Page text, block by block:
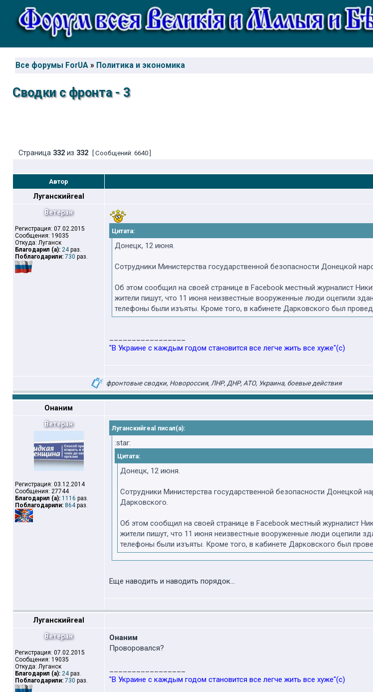
Все форумы ForUA » Политика и экономика
Сводки с фронта - 3
Страница 332 из 332 [ Сообщений: 6640 ]
Автор
Луганскийreal
Ветеран
Регистрация: 07.02.2015
Сообщения: 19035
Откуда: Луганск
Благодарил (а): 24раз.
Поблагодарили: 730 раз.
Цитата:
Донецк, 12 июня.
Сотрудники Министерства государственной безопасности Донецкой
Об этом сообщил на своей странице в Facebook местный журналист
жители пишут, что 11 июня неизвестные вооруженные люди оцепили
телефоны были изъяты. Кроме того, в кабинете Дарковского был
"В Украине с каждым годом становится все легче жить все хуже"(с)
фронтовые сводки, Новороссия, ЛНР, ДНР, АТО, Украина, боевые действия
Онаним
Ветеран
Регистрация: 03.12.2014
Сообщения: 27744
Благодарил (а): 1116 раз.
Поблагодарили: 864раз.
Луганскийreal писал(а):
:star:
Цитата:
Донецк, 12 июня.
Сотрудники Министерства государственной безопасности Донецкой
Дарковского.
Об этом сообщил на своей странице в Facebook местный журналист
жители пишут, что 11 июня неизвестные вооруженные люди оцепили
телефоны были изъяты. Кроме того, в кабинете Дарковского был
Еще наводить и наводить порядок...
Луганскийreal
Ветеран
Регистрация: 07.02.2015
Сообщения: 19035
Откуда: Луганск
Благодарил (а): 24раз.
Поблагодарили: 730 раз.
Онаним
Проворовался?
"В Украине с каждым годом становится все легче жить все хуже"(с)